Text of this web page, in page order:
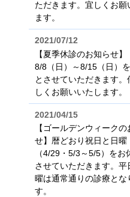
ただきます。宜しくお願
ます。
2021/07/12
【夏季休診のお知らせ】
8/8（日）～8/15（日）
とさせていただきます。
しくお願いいたします。
2021/04/15
【ゴールデンウィークの
せ】暦どおり祝日と日曜
（4/29・5/3～5/5）をお
させていただきます。平
曜は通常通りの診療とな
す。